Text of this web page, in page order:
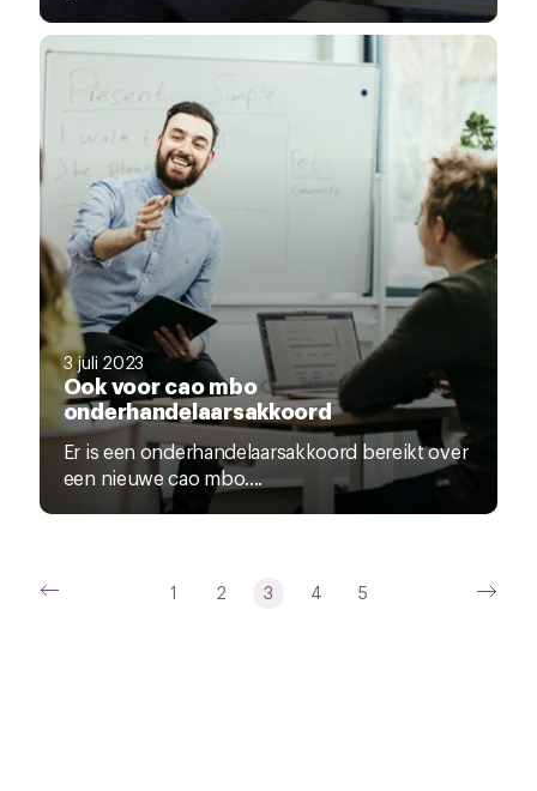
3 juli 2023
Ook voor cao mbo
onderhandelaarsakkoord
Er is een onderhandelaarsakkoord bereikt over
een nieuwe cao mbo....
1 2 3 4 5